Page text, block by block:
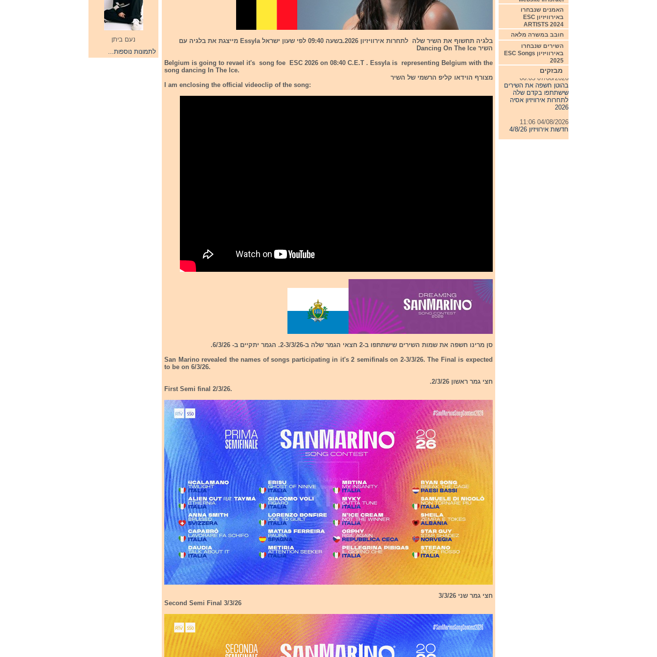
נעם ביתן
לתמונות נוספות...
בלגיה תחשוף את השיר שלה לתחרות אירוויזיון 2026.בשעה 09:40 לפי שעון ישראל Essyla מייצגת את בלגיה עם
השיר Dancing On The Ice
Belgium is going to revael it's song foe ESC 2026 on 08:40 C.E.T . Essyla is representing Belgium with the
song dancing In The Ice.
מצורף הוידאו קליפ הרשמי של השיר
I am enclosing the official videoclip of the song:
סן מרינו חשפה את שמות השירים שישתתפו ב-2 חצאי הגמר שלה ב-2-3/3/26. הגמר יתקיים ב- 6/3/26.
San Marino revealed the names of songs participating in it's 2 semifinals on 2-3/3/26. The Final is expected
to be on 6/3/26.
חצי גמר ראשון 2/3/26.
First Semi final 2/3/26.
חצי גמר שני 3/3/26
Second Semi Final 3/3/26
האמנים שנבחרו
באירוויזיון ESC
ARTISTS 2024
חובב במשרה מלאה
השירים שנבחרו
באירוויזיון ESC Songs
2025
מבזקים
07/08/2026 00:05
בהוטן חשפה את השירים
שישתתפו בקדם שלה
לתחרות אירוויזיון אסיה
2026
חדשות אירוויזיון 4/8/26